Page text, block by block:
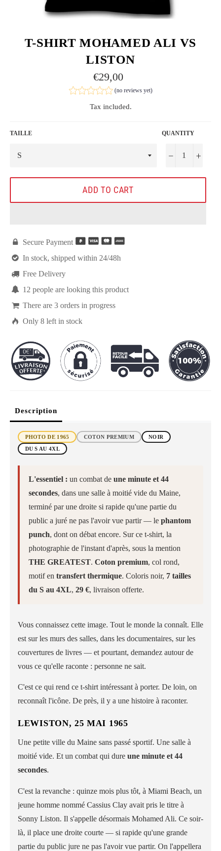
T-SHIRT MOHAMED ALI VS
LISTON
Regular
price
€29,00
(no reviews yet)
Tax included.
TAILLE QUANTITY
− +
ADD TO CART
 Secure Payment
 In stock, shipped within 24/48h
 Free Delivery
 12 people are looking this product
 There are3 orders in progress
 Only8 left in stock
Description
PHOTO DE 1965 COTON PREMIUM
NOIR
DU S AU 4XL
L'essentiel : un combat de une minute et 44
secondes, dans une salle à moitié vide du Maine,
terminé par une droite si rapide qu'une partie du
public a juré ne pas l'avoir vue partir — le phantom
punch, dont on débat encore. Sur ce t-shirt, la
photographie de l'instant d'après, sous la mention
THE GREATEST. Coton premium, col rond,
motif en transfert thermique. Coloris noir, 7 tailles
du S au 4XL, 29 €, livraison offerte.
Vous connaissez cette image. Tout le monde la connaît. Elle
est sur les murs des salles, dans les documentaires, sur les
couvertures de livres — et pourtant, demandez autour de
vous ce qu'elle raconte : personne ne sait.
C'est ce qui rend ce t-shirt intéressant à porter. De loin, on
reconnaît l'icône. De près, il y a une histoire à raconter.
LEWISTON, 25 MAI 1965
Une petite ville du Maine sans passé sportif. Une salle à
moitié vide. Et un combat qui dure une minute et 44
secondes.
C'est la revanche : quinze mois plus tôt, à Miami Beach, un
jeune homme nommé Cassius Clay avait pris le titre à
Sonny Liston. Il s'appelle désormais Mohamed Ali. Ce soir-
là, il place une droite courte — si rapide qu'une grande
partie du public jure ne pas l'avoir vue partir. On l'appellera